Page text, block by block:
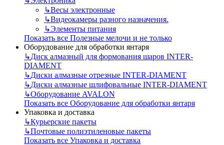
↳Весы электронные
↳Видеокамеры разного назначения.
↳Элементы питания
Показать все Полезные мелочи и не только
Оборудование для обработки янтаря
↳Диск алмазный для формования шаров INTER-
DIAMENT
↳Диски алмазные отрезные INTER-DIAMENT
↳Диски алмазные шлифовальные INTER-DIAMENT
↳Оборудование AVALON
Показать все Оборудование для обработки янтаря
Упаковка и доставка
↳Курьерские пакеты
↳Почтовые полиэтиленовые пакеты
Показать все Упаковка и доставка